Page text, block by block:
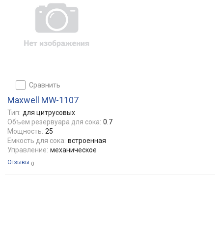
сравнить
Maxwell MW-1107
Тип: для цитрусовых
Объем резервуара для сока: 0.7
Мощность: 25
Емкость для сока: встроенная
Управление: механическое
Отзывы 0